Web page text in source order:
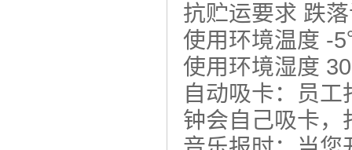
抗贮运要求 跌
使用环境温度
使用环境湿度
自动吸卡：员
钟会自己吸卡，